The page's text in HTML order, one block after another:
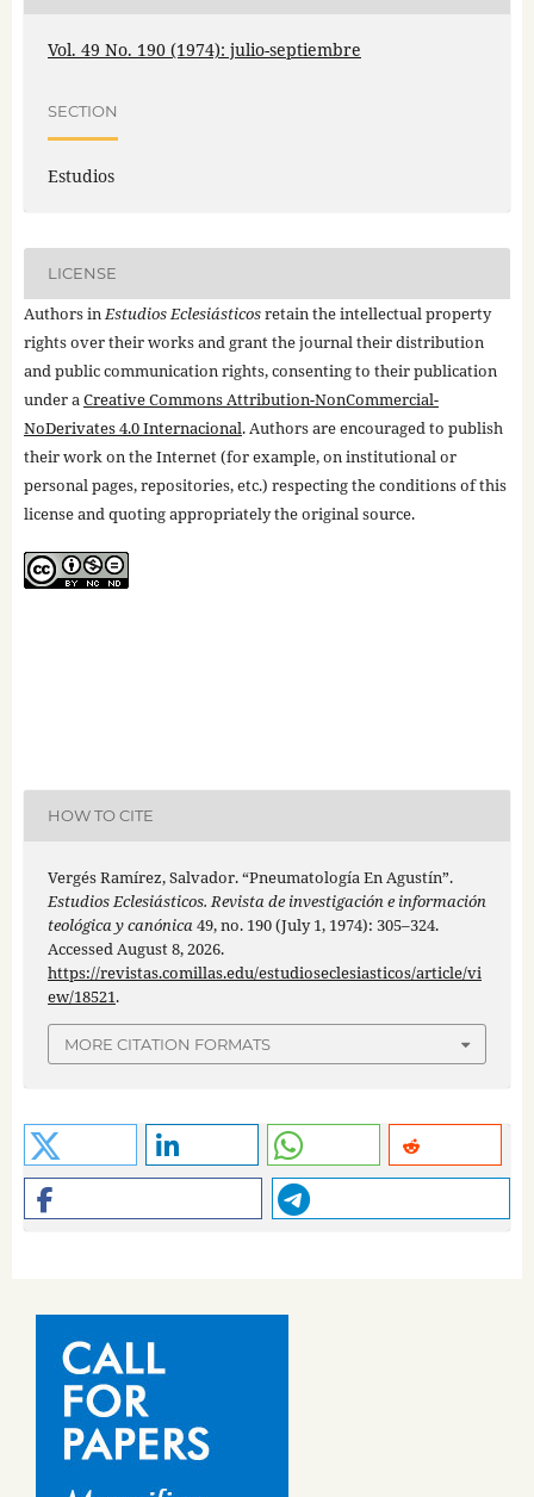
Vol. 49 No. 190 (1974): julio-septiembre
SECTION
Estudios
LICENSE
Authors inEstudios Eclesiásticosretain the intellectual property
rights over their works and grant the journal their distribution
and public communication rights, consenting to their publication
under aCreative Commons Attribution-NonCommercial-
NoDerivates 4.0 Internacional. Authors are encouraged to publish
their work on the Internet (for example, on institutional or
personal pages, repositories, etc.) respecting the conditions of this
license and quoting appropriately the original source.
HOW TO CITE
Vergés Ramírez, Salvador. “Pneumatología En Agustín”.
Estudios Eclesiásticos. Revista de investigación e información
teológica y canónica49, no. 190 (July 1, 1974): 305–324.
Accessed August 8, 2026.
https://revistas.comillas.edu/estudioseclesiasticos/article/vi
ew/18521.
MORE CITATION FORMATS